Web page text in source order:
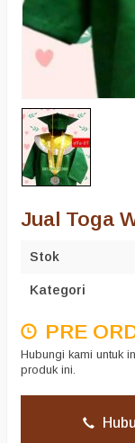
Jual Toga
Stok
Kategori
PRE
Hubungi kami untuk
produk ini.